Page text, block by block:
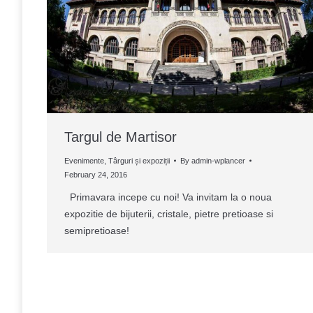
Targul de Martisor
Evenimente Târguri și expoziții By admin-wplancer
February 24, 2016
Primavara incepe cu noi! Va invitam la o noua
expozitie de bijuterii, cristale, pietre pretioase si
semipretioase!